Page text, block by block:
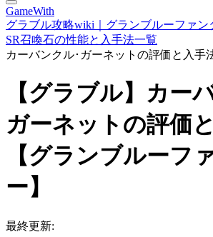
GameWith
グラブル攻略wiki｜グランブルーファン
SR召喚石の性能と入手法一覧
カーバンクル･ガーネットの評価と入手
【グラブル】カー
ガーネットの評価
【グランブルーフ
ー】
最終更新: